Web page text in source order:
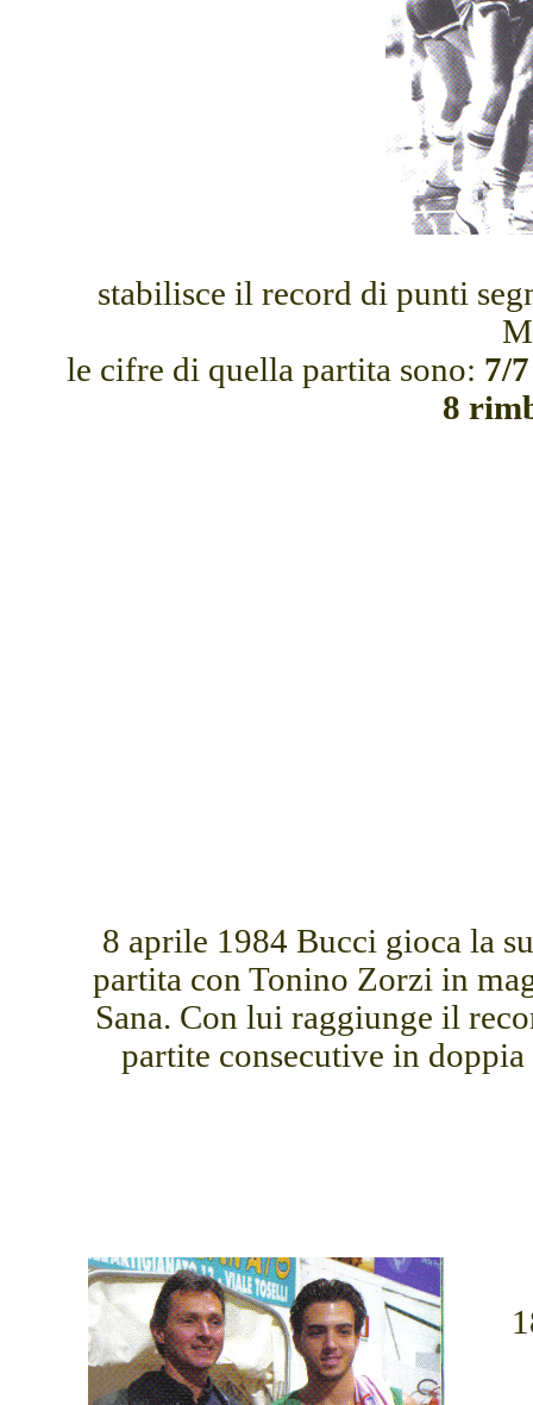
stabilisce il record di punti
le cifre di quella partita sono: 7/
8
8 aprile 1984 Bucci gioca la
partita con Tonino Zorzi in
Sana. Con lui raggiunge il
partite consecutive in